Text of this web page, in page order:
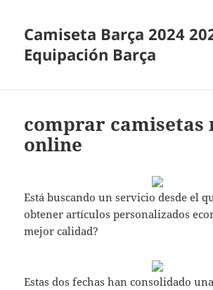
Camiseta Barça 2024
Equipación Barça
comprar camisetas
online
Está buscando un servicio desde el
obtener artículos personalizados
mejor calidad?
Estas dos fechas han consolidado